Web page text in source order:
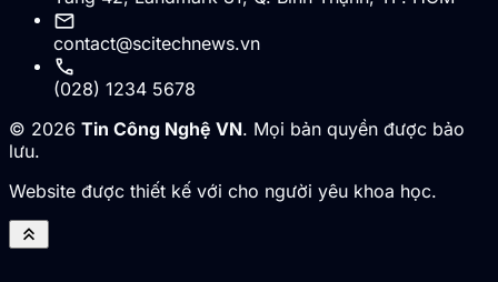
mail
contact@scitechnews.vn
call
(028) 1234 5678
© 2026 Tin Công Nghệ VN. Mọi bản quyền được bảo
lưu.
Website được thiết kế với cho người yêu khoa học.
keyboard_double_arrow_up